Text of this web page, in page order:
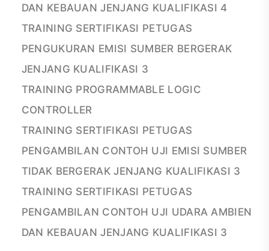
DAN KEBAUAN JENJANG KUALIFIKASI 4
TRAINING SERTIFIKASI PETUGAS
PENGUKURAN EMISI SUMBER BERGERAK
JENJANG KUALIFIKASI 3
TRAINING PROGRAMMABLE LOGIC
CONTROLLER
TRAINING SERTIFIKASI PETUGAS
PENGAMBILAN CONTOH UJI EMISI SUMBER
TIDAK BERGERAK JENJANG KUALIFIKASI 3
TRAINING SERTIFIKASI PETUGAS
PENGAMBILAN CONTOH UJI UDARA AMBIEN
DAN KEBAUAN JENJANG KUALIFIKASI 3